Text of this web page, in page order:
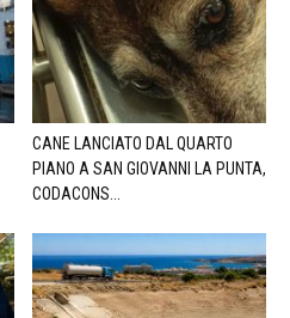
CANE LANCIATO DAL QUARTO
PIANO A SAN GIOVANNI LA PUNTA,
CODACONS...